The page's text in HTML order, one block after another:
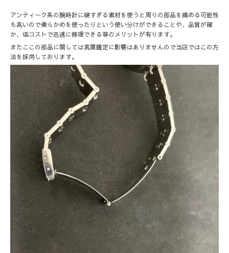
アンティーク系の腕時計に硬すぎる素材を使うと周りの部品を痛める可能性
も高いので柔らかめを使ったりという使い分けができることや、品質が確
か、低コストで迅速に修理できる等のメリットが有ります。
またここの部品に関しては真贋鑑定に影響はありませんので当店ではこの方
法を採用しております。